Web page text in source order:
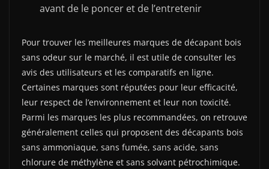
avant de le poncer et de l’entretenir
Pour trouver les meilleures marques de décapant bois
sans odeur sur le marché, il est utile de consulter les
avis des utilisateurs et les comparatifs en ligne.
Certaines marques sont réputées pour leur efficacité,
leur respect de l’environnement et leur non toxicité.
Parmi les marques les plus recommandées, on retrouve
généralement celles qui proposent des décapants bois
sans ammoniaque, sans fumée, sans acide, sans
chlorure de méthylène et sans solvant pétrochimique.